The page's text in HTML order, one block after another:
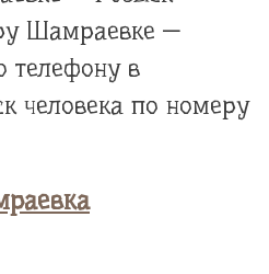
Шамраевке —
телефону в
человека по номеру